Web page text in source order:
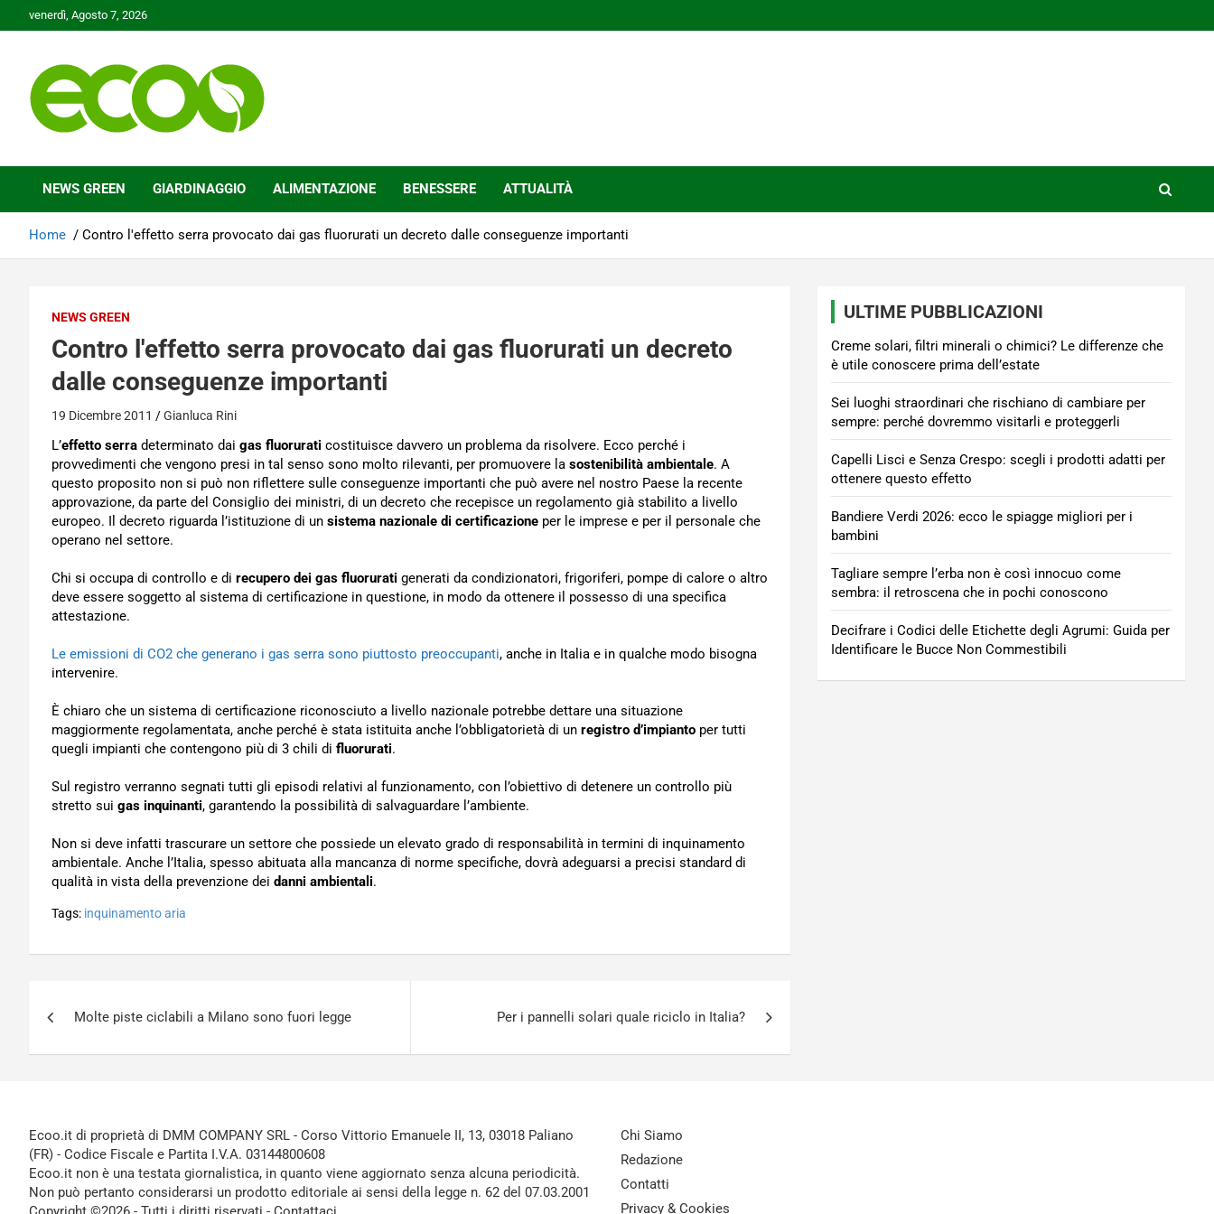
to
venerdì, Agosto 7, 2026
Ecoo.it
NEWS GREEN GIARDINAGGIO ALIMENTAZIONE BENESSERE ATTUALITÀ
Home Contro l'effetto serra provocato dai gas fluorurati un decreto dalle conseguenze importanti
NEWS GREEN
Contro l'effetto serra provocato dai gas fluorurati un decreto
dalle conseguenze importanti
19 Dicembre 2011 Gianluca Rini
L’effetto serra determinato dai gas fluorurati costituisce davvero un problema da risolvere. Ecco perché i
provvedimenti che vengono presi in tal senso sono molto rilevanti, per promuovere la sostenibilità ambientale. A
questo proposito non si può non riflettere sulle conseguenze importanti che può avere nel nostro Paese la recente
approvazione, da parte del Consiglio dei ministri, di un decreto che recepisce un regolamento già stabilito a livello
europeo. Il decreto riguarda l’istituzione di un sistema nazionale di certificazione per le imprese e per il personale che
operano nel settore.
Chi si occupa di controllo e di recupero dei gas fluorurati generati da condizionatori, frigoriferi, pompe di calore o altro
deve essere soggetto al sistema di certificazione in questione, in modo da ottenere il possesso di una specifica
attestazione.
Le emissioni di CO2 che generano i gas serra sono piuttosto preoccupanti, anche in Italia e in qualche modo bisogna
intervenire.
È chiaro che un sistema di certificazione riconosciuto a livello nazionale potrebbe dettare una situazione
maggiormente regolamentata, anche perché è stata istituita anche l’obbligatorietà di un registro d’impianto per tutti
quegli impianti che contengono più di 3 chili di fluorurati.
Sul registro verranno segnati tutti gli episodi relativi al funzionamento, con l’obiettivo di detenere un controllo più
stretto sui gas inquinanti, garantendo la possibilità di salvaguardare l’ambiente.
Non si deve infatti trascurare un settore che possiede un elevato grado di responsabilità in termini di inquinamento
ambientale. Anche l’Italia, spesso abituata alla mancanza di norme specifiche, dovrà adeguarsi a precisi standard di
qualità in vista della prevenzione dei danni ambientali.
Tags: inquinamento aria
articoli
Molte piste ciclabili a Milano sono fuori legge Per i pannelli solari quale riciclo in Italia?
ULTIME PUBBLICAZIONI
Creme solari, filtri minerali o chimici? Le differenze che
è utile conoscere prima dell’estate
Sei luoghi straordinari che rischiano di cambiare per
sempre: perché dovremmo visitarli e proteggerli
Capelli Lisci e Senza Crespo: scegli i prodotti adatti per
ottenere questo effetto
Bandiere Verdi 2026: ecco le spiagge migliori per i
bambini
Tagliare sempre l’erba non è così innocuo come
sembra: il retroscena che in pochi conoscono
Decifrare i Codici delle Etichette degli Agrumi: Guida per
Identificare le Bucce Non Commestibili
Ecoo.it di proprietà di DMM COMPANY SRL - Corso Vittorio Emanuele II, 13, 03018 Paliano
(FR) - Codice Fiscale e Partita I.V.A. 03144800608
Ecoo.it non è una testata giornalistica, in quanto viene aggiornato senza alcuna periodicità.
Non può pertanto considerarsi un prodotto editoriale ai sensi della legge n. 62 del 07.03.2001
Chi Siamo
Redazione
Contatti
Privacy & Cookies